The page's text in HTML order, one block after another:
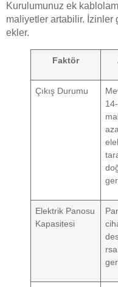
Kurulumunuz ek
maliyetler artabilir.
ekler.
Faktör
Çıkış Durumu
Elektrik Panosu
Kapasitesi